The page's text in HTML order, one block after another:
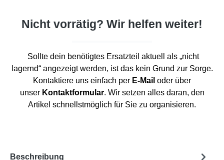
Nicht vorrätig? Wir helfen weiter!
Sollte dein benötigtes Ersatzteil aktuell als „nicht
lagernd“ angezeigt werden, ist das kein Grund zur Sorge.
Kontaktiere uns einfach per E-Mail oder über
unser Kontaktformular. Wir setzen alles daran, den
Artikel schnellstmöglich für Sie zu organisieren.
Beschreibung